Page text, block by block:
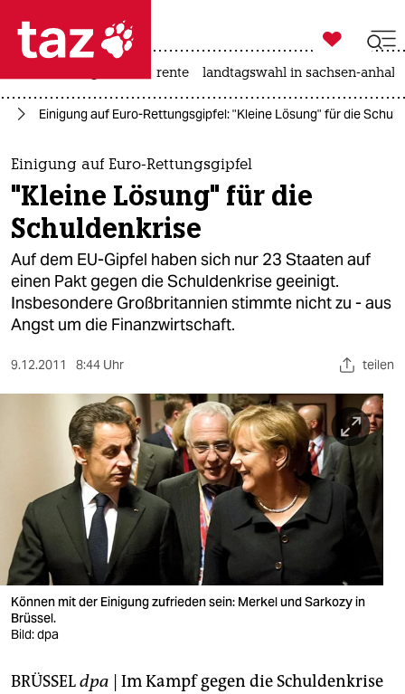
 taz zahl ich
taz zahl ich
themen
politik
öko
gesellschaft
kultur
sport
wahrheit
verlag
verlag
veranstaltungen
shop
fragen & hilfe

taz zahl ich
rente landtagswahl in sachsen-anhalt
Einigung auf Euro-Rettungsgipfel: "Kleine Lösung" für die
Einigung auf Euro-Rettungsgipfel
"Kleine Lösung" für die
Schuldenkrise
Auf dem EU-Gipfel haben sich nur 23 Staaten auf
einen Pakt gegen die Schuldenkrise geeinigt.
Insbesondere Großbritannien stimmte nicht zu - aus
Angst um die Finanzwirtschaft.
9.12.2011 8:44 Uhr teilen
Können mit der Einigung zufrieden sein: Merkel und Sarkozy in
Brüssel.
Bild: dpa
BRÜSSELdpa | Im Kampf gegen die Schuldenkrise